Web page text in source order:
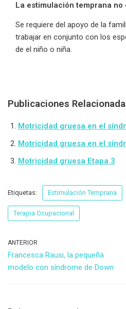
La estimulación temprana no
Se requiere del apoyo de la
trabajar en conjunto con los
de el niño o niña.
Publicaciones
Motricidad gruesa en el
Motricidad gruesa en el
Motricidad gruesa Etapa 3
Etiquetas: Estimulación Temprana
Terapia Ocupacional
ANTERIOR
Francesca Rausi, la pequeña
modelo con síndrome de Down